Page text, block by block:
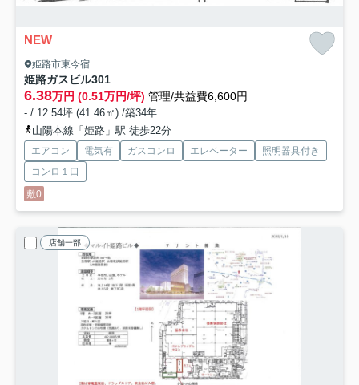
NEW
姫路市東今宿
姫路ガスビル301
6.38万円 (0.51万円/坪) 管理/共益費6,600円
- / 12.54坪 (41.46㎡) /築34年
山陽本線「姫路」駅 徒歩22分
エアコン 電気有 ガスコンロ エレベーター
照明器具付き
コンロ１口
敷0
店舗一部